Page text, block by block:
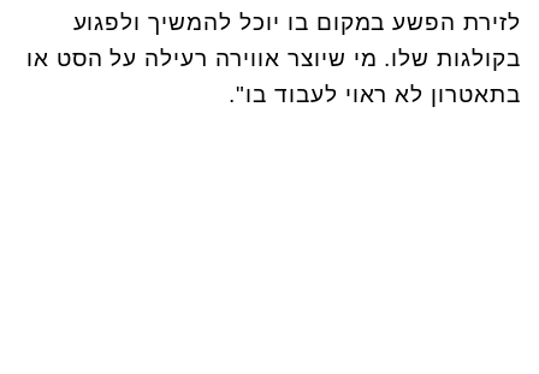
לזירת הפשע במקום בו יוכל להמשיך ולפגוע
בקולגות שלו. מי שיוצר אווירה רעילה על הסט או
בתאטרון לא ראוי לעבוד בו".